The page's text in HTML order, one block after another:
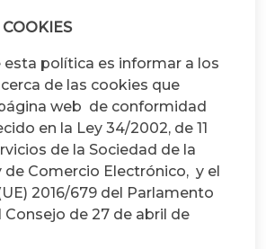
esta política es informar a los
de las cookies que
web de conformidad
en la Ley 34/2002, de 11
de la Sociedad de la
de Comercio Electrónico, y el
2016/679 del Parlamento
Consejo de 27 de abril de